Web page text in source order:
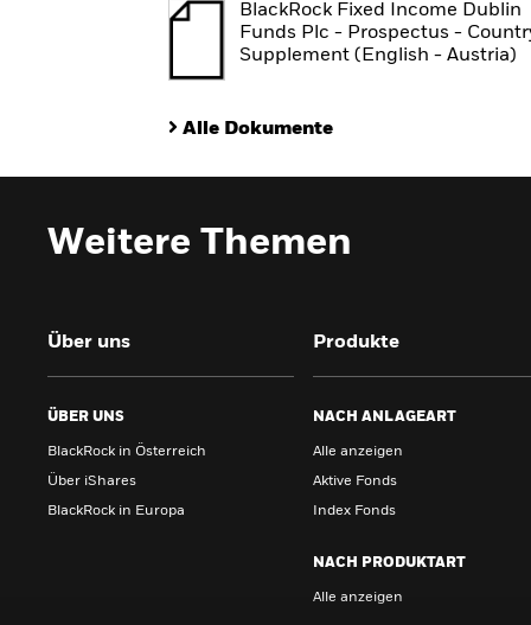
BlackRock Fixed Income Dublin
Funds Plc - Prospectus -
Supplement (English - Austria)
Alle Dokumente
Weitere Themen
Über uns
ÜBER UNS
BlackRock in Österreich
Über iShares
BlackRock in Europa
Produkte
NACH ANLAGEART
Alle anzeigen
Aktive Fonds
Index Fonds
NACH PRODUKTART
Alle anzeigen